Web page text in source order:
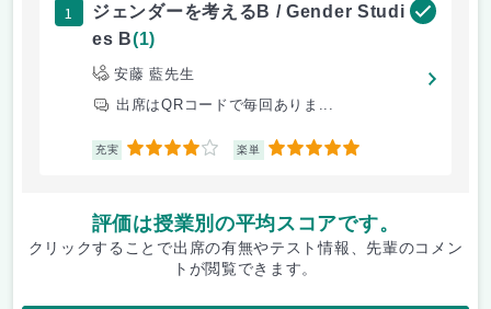
1
ジェンダーを考えるB / Gender Studi
es B(1)
安藤 藍先生
出席はQRコードで毎回ありま...
充実 4 楽単 5
評価は授業別の平均スコアです。
クリックすることで出席の有無やテスト情報、先輩のコメン
トが閲覧できます。